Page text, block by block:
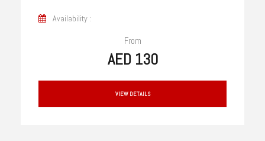
Availability :
From
AED 130
VIEW DETAILS